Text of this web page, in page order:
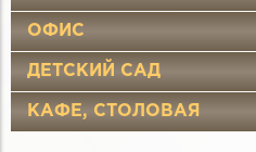
ОФИС
ДЕТСКИЙ САД
КАФЕ, СТОЛОВАЯ